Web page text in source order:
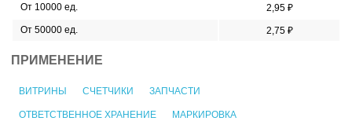
От 10000 ед.
2,95 ₽
От 50000 ед.
2,75 ₽
ПРИМЕНЕНИЕ
ВИТРИНЫ СЧЕТЧИКИ ЗАПЧАСТИ
ОТВЕТСТВЕННОЕ ХРАНЕНИЕ МАРКИРОВКА